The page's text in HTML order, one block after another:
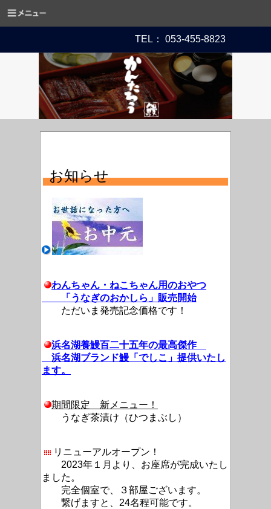
TEL： 053-455-8823
お知らせ
わんちゃん・ねこちゃん用のおやつ
「うなぎのおかしら」販売開始
ただいま発売記念価格です！
浜名湖養鰻百二十五年の最高傑作
浜名湖ブランド鰻「でしこ」提供いたし
ます。
期間限定 新メニュー！
うなぎ茶漬け（ひつまぶし）
リニューアルオープン！
2023年１月より、お座席が完成いたし
ました。
完全個室で、３部屋ございます。
繋げますと、24名程可能です。